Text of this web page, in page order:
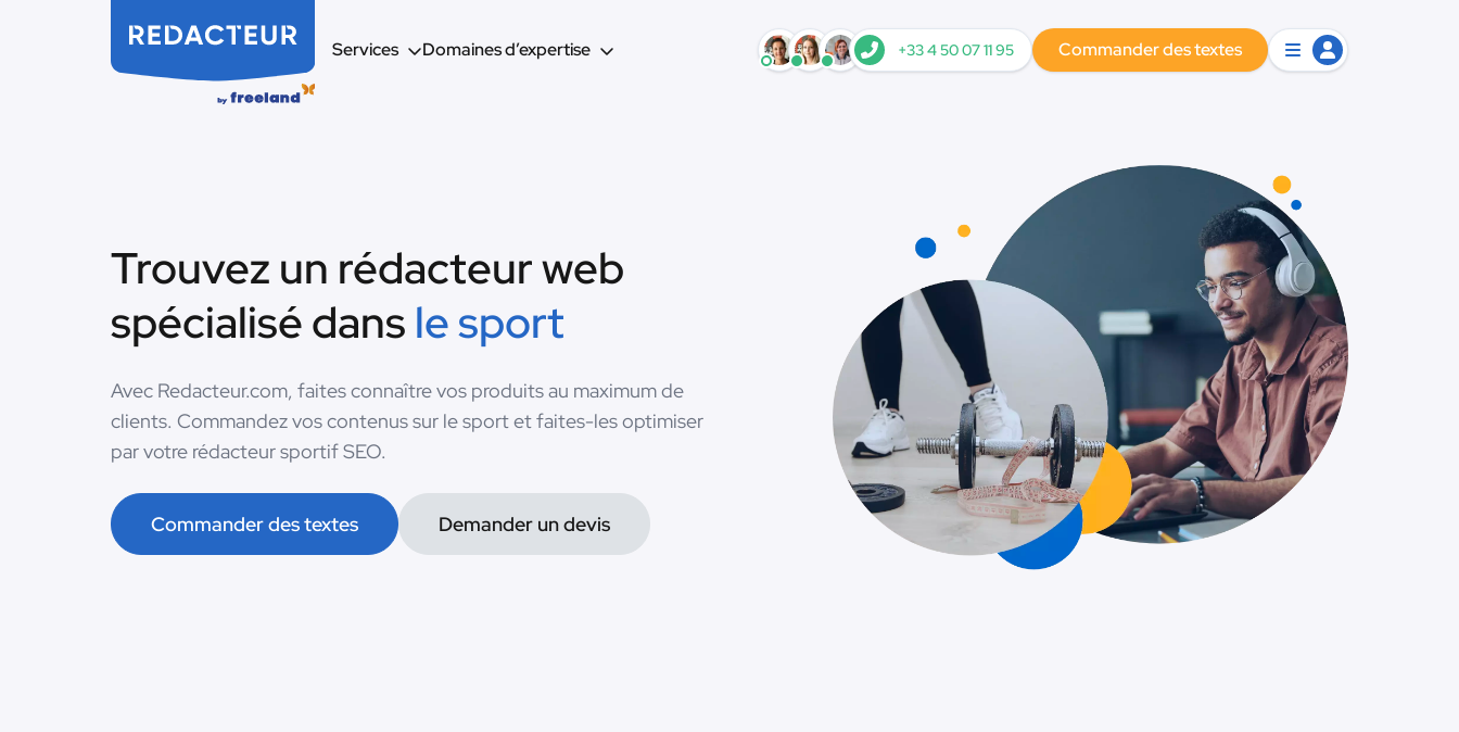
Services Domaines d’expertise +33 4 50 07 11 95 Commander des textes
Trouvez un rédacteur web
spécialisé dans le sport
Avec Redacteur.com, faites connaître vos produits au maximum de
clients. Commandez vos contenus sur le sport et faites-les optimiser
par votre rédacteur sportif SEO.
Commander des textes Demander un devis